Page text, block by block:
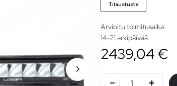
Tilaustuote
Arvioitu toimitusaika:
14-21 arkipäivää
2439,04 €